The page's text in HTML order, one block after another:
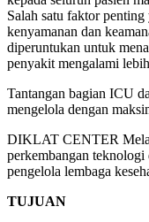
Salah satu faktor
kenyamanan dan
diperuntukan untuk
penyakit mengalami
Tantangan bagian ICU
mengelola dengan
DIKLAT CENTER
perkembangan
pengelola lembaga
TUJUAN